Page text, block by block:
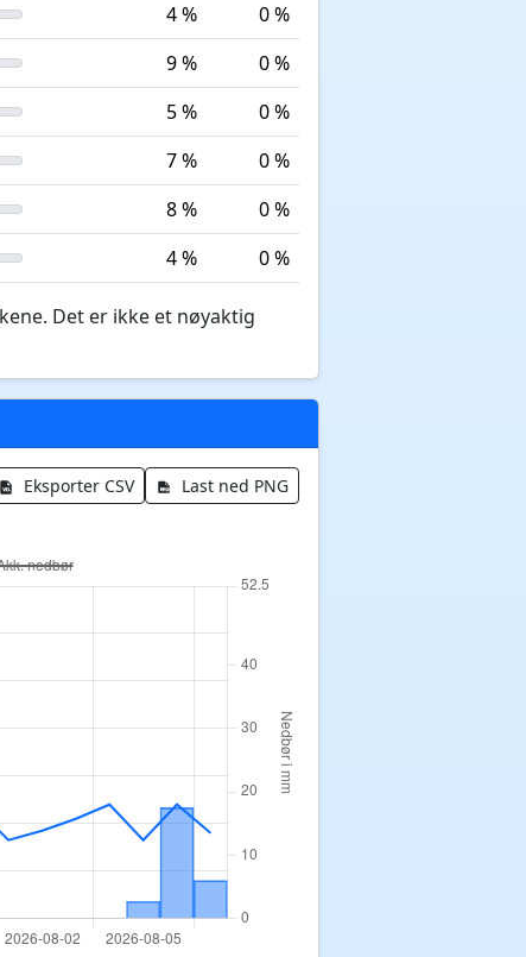
4 %
0 %
9 %
0 %
5 %
0 %
7 %
0 %
8 %
0 %
4 % 0 %
Det er ikke et nøyaktig
Eksporter CSV
Last ned PNG